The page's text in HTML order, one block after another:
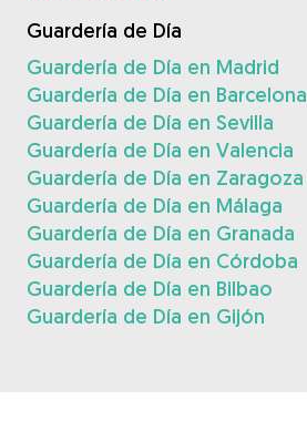
Guardería de Día
Guardería de Día en Madrid
Guardería de Día en Barcelona
Guardería de Día en Sevilla
Guardería de Día en Valencia
Guardería de Día en Zaragoza
Guardería de Día en Málaga
Guardería de Día en Granada
Guardería de Día en Córdoba
Guardería de Día en Bilbao
Guardería de Día en Gijón